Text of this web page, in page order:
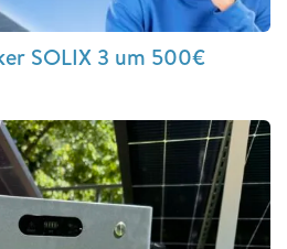
SOLIX 3 um 500€